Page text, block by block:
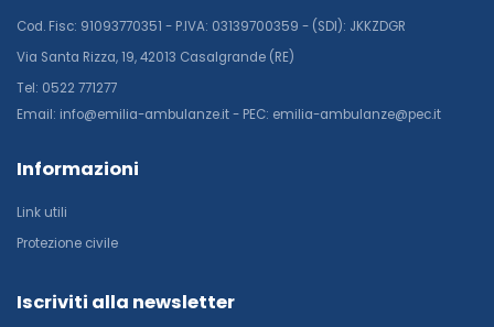
Cod. Fisc: 91093770351 - P.IVA: 03139700359 - (SDI): JKKZDGR
Via Santa Rizza, 19, 42013 Casalgrande (RE)
Tel: 0522 771277
Email: info@emilia-ambulanze.it - PEC: emilia-ambulanze@pec.it
Informazioni
Link utili
Protezione civile
Iscriviti alla newsletter